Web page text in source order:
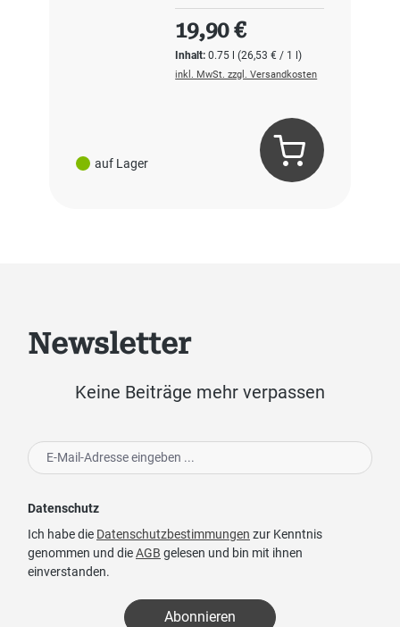
auf Lager
Inhalt:0.75 l(26,53 € / 1 l)
Regulärer Preis:
19,90 €
inkl. MwSt. zzgl. Versandkosten
Newsletter
Keine Beiträge mehr verpassen
Datenschutz
Ich habe die Datenschutzbestimmungen zur Kenntnis
genommen und dieAGB gelesen und bin mit ihnen
einverstanden.
Abonnieren